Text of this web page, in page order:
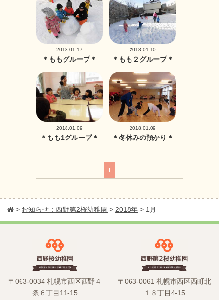
2018.01.17
＊ももグループ＊
2018.01.10
＊もも２グループ＊
2018.01.09
＊もも1グループ＊
2018.01.09
＊冬休みの預かり＊
1
> お知らせ：西野第2桜幼稚園 > 2018年 > 1月
〒063-0034 札幌市西区西野４
条６丁目11-15
〒063-0061 札幌市西区西町北
１８丁目4-15